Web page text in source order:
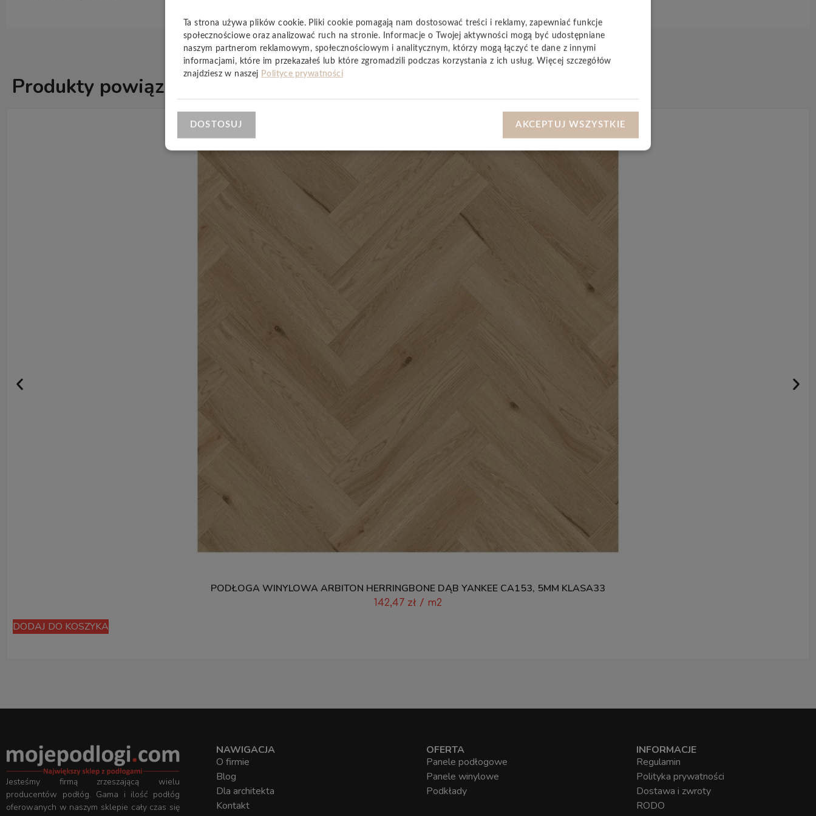
Produkty powiązane
PODŁOGA WINYLOWA ARBITON HERRINGBONE DĄB YANKEE CA153, 5MM KLASA33
142,47 zł / m2
DODAJ DO KOSZYKA
Jesteśmy firmą zrzeszającą wielu
producentów podłóg. Gama i ilość podłóg
oferowanych w naszym sklepie cały czas się
NAWIGACJA
O firmie
Blog
Dla architekta
Kontakt
OFERTA
Panele podłogowe
Panele winylowe
Podkłady
INFORMACJE
Regulamin
Polityka prywatności
Dostawa i zwroty
RODO
Ta strona używa plików cookie. Pliki cookie pomagają nam dostosować treści i reklamy, zapewniać funkcje
społecznościowe oraz analizować ruch na stronie. Informacje o Twojej aktywności mogą być udostępniane
naszym partnerom reklamowym, społecznościowym i analitycznym, którzy mogą łączyć te dane z innymi
informacjami, które im przekazałeś lub które zgromadzili podczas korzystania z ich usług. Więcej szczegółów
znajdziesz w naszej Polityce prywatności
DOSTOSUJ AKCEPTUJ WSZYSTKIE